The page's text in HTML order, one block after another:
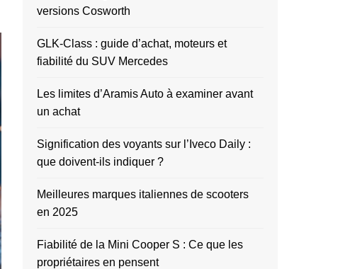
versions Cosworth
GLK-Class : guide d’achat, moteurs et
fiabilité du SUV Mercedes
Les limites d’Aramis Auto à examiner avant
un achat
Signification des voyants sur l’Iveco Daily :
que doivent-ils indiquer ?
Meilleures marques italiennes de scooters
en 2025
Fiabilité de la Mini Cooper S : Ce que les
propriétaires en pensent